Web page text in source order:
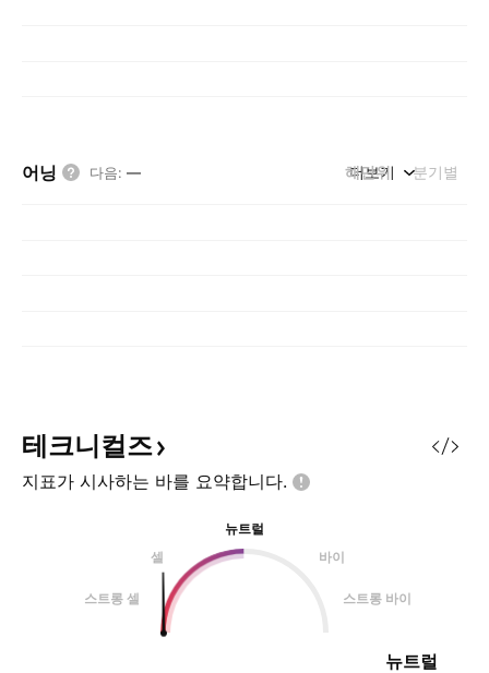
어닝 다음: — 해단위 분기별
더보기
테크니컬즈
지표가 시사하는 바를 요약합니다.
뉴트럴
셀
바이
스트롱 셀 스트롱 바이
뉴트럴